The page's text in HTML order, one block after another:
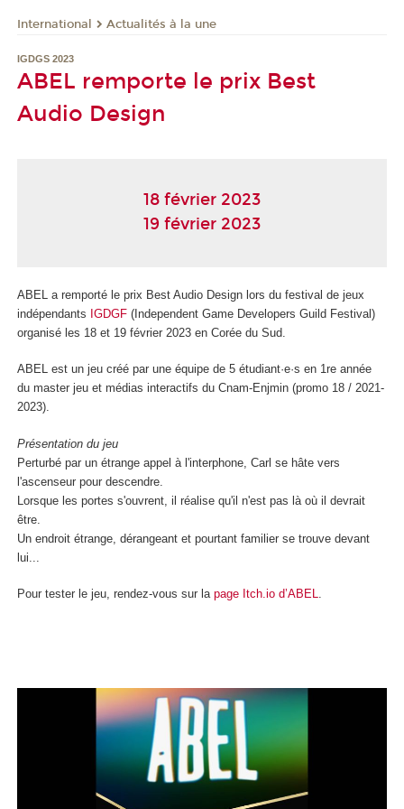
International Actualités à la une
IGDGS 2023
ABEL remporte le prix Best
Audio Design
18 février 2023
19 février 2023
ABEL a remporté le prix Best Audio Design lors du festival de jeux
indépendants IGDGF (Independent Game Developers Guild Festival)
organisé les 18 et 19 février 2023 en Corée du Sud.
ABEL est un jeu créé par une équipe de 5 étudiant·e·s en 1re année
du master jeu et médias interactifs du Cnam-Enjmin (promo 18 / 2021-
2023).
Présentation du jeu
Perturbé par un étrange appel à l'interphone, Carl se hâte vers
l'ascenseur pour descendre.
Lorsque les portes s'ouvrent, il réalise qu'il n'est pas là où il devrait
être.
Un endroit étrange, dérangeant et pourtant familier se trouve devant
lui...
Pour tester le jeu, rendez-vous sur la page Itch.io d’ABEL.